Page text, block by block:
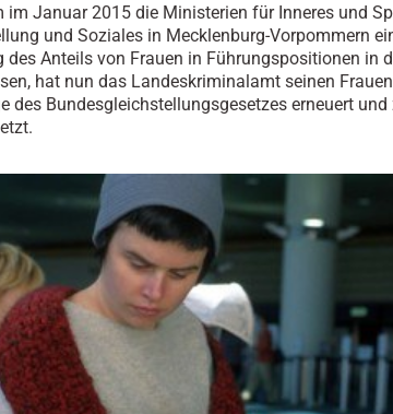
im Januar 2015 die Ministerien für Inneres und
und Soziales in Mecklenburg-Vorpommern
des Anteils von Frauen in Führungspositionen in
hat nun das Landeskriminalamt seinen
des Bundesgleichstellungsgesetzes erneuert